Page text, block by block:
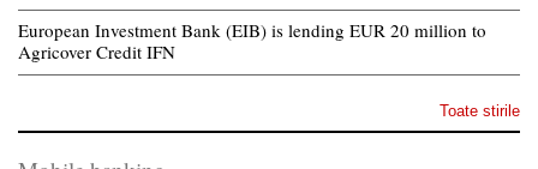
European Investment Bank (EIB) is lending EUR 20 million to
Agricover Credit IFN
Toate stirile